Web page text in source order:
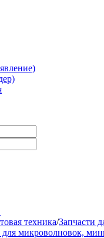
техника/Запчасти
для микроволновок,